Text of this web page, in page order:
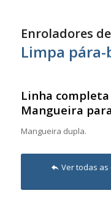
Enroladores
Limpa pára-
Linha
Mangueira
Mangueira dupla.
Ver todas